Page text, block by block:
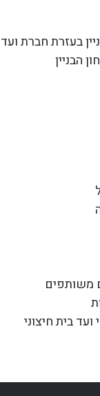
בעזרת חברת ועד
הבניין
משותפים
ועד בית חיצוני